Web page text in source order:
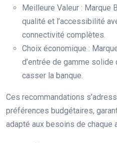
Meilleure Valeur : Marque
qualité et l’accessibilité
connectivité complètes.
Choix économique :
d’entrée de gamme
casser la banque.
Ces recommandations
préférences budgétaires,
adapté aux besoins de chaque